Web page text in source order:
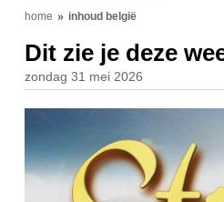
home inhoud belgië
Dit zie je deze
zondag 31 mei 2026